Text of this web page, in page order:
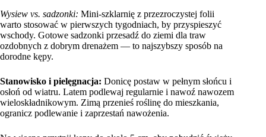
Wysiew vs. sadzonki: Mini‑szklarnię z przezroczystej folii
warto stosować w pierwszych tygodniach, by przyspieszyć
wschody. Gotowe sadzonki przesadź do ziemi dla traw
ozdobnych z dobrym drenażem — to najszybszy sposób na
dorodne kępy.
Stanowisko i pielęgnacja: Donicę postaw w pełnym słońcu i
osłoń od wiatru. Latem podlewaj regularnie i nawoź nawozem
wieloskładnikowym. Zimą przenieś roślinę do mieszkania,
ogranicz podlewanie i zaprzestań nawożenia.